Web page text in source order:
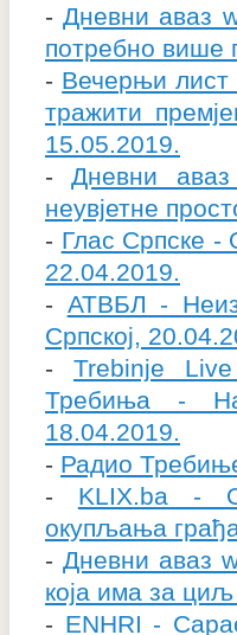
-Дневни аваз
потребно више
- Вечерњи
тражити
15.05.2019.
-Дневни
неувјетне
- Глас Српске -
22.04.2019.
- АТВБЛ -
Српској,
- Trebinje
Требиња -
18.04.2019.
- Радио
- KLIX.ba -
окупљања
- Дневни аваз
која има за
- ENHRI -